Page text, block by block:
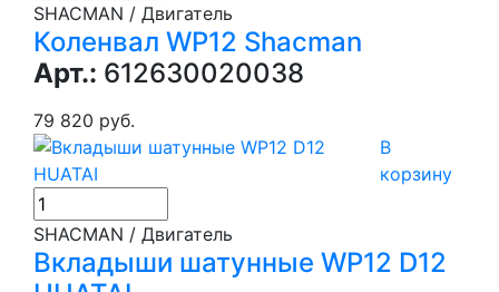
SHACMAN / Двигатель
Коленвал WP12 Shacman
Арт.: 612630020038
79 820 руб.
В
корзину
SHACMAN / Двигатель
Вкладыши шатунные WP12 D12